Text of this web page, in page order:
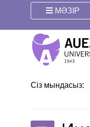
МӘЗІР
Сіз мындасыз: